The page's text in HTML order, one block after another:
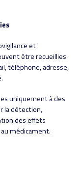
et
être recueillies
téléphone, adresse,
uniquement à des
la détection,
des effets
médicament.